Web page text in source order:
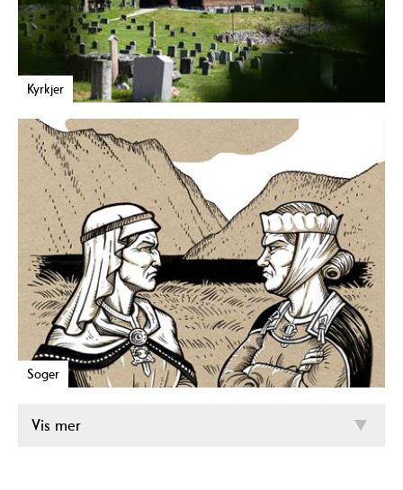
Kyrkjer
Soger
Vis mer